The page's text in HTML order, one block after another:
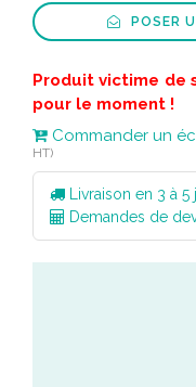
POSER
Produit victime de
pour le moment !
Commander un
HT)
Livraison en 3 à
Demandes de